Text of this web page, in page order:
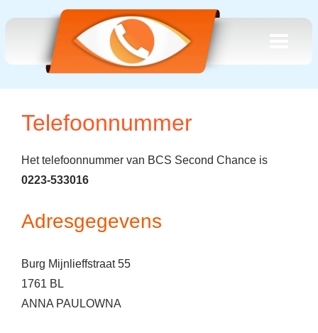
Telefoonnummer
Het telefoonnummer van BCS Second Chance is
0223-533016
Adresgegevens
Burg Mijnlieffstraat 55
1761 BL
ANNA PAULOWNA